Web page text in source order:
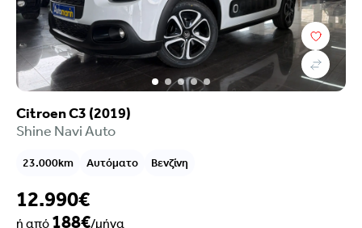
Citroen C3 (2019)
Shine Navi Auto
23.000km Αυτόματο Βενζίνη
12.990€
ή από 188€/μήνα